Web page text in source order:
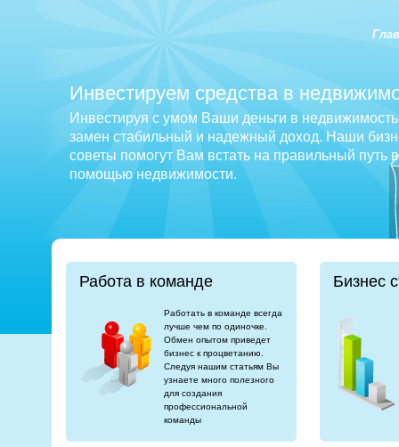
Инвестируем средства в
Инвестируя с умом Ваши деньги в
замен стабильный и надежный доход. Наши
советы помогут Вам встать на правильный путь
помощью недвижимости.
Работа в команде
Работать в команде всегда
лучше чем по одиночке.
Обмен опытом приведет
бизнес к процветанию.
Следуя нашим статьям Вы
узнаете много полезного
для создания
профессиональной
команды
Бизнес